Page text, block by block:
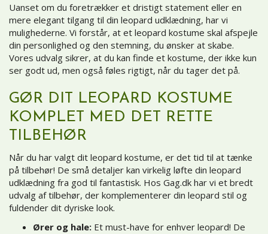
Uanset om du foretrækker et dristigt statement eller en
mere elegant tilgang til din leopard udklædning, har vi
mulighederne. Vi forstår, at et leopard kostume skal afspejle
din personlighed og den stemning, du ønsker at skabe.
Vores udvalg sikrer, at du kan finde et kostume, der ikke kun
ser godt ud, men også føles rigtigt, når du tager det på.
GØR DIT LEOPARD KOSTUME
KOMPLET MED DET RETTE
TILBEHØR
Når du har valgt dit leopard kostume, er det tid til at tænke
på tilbehør! De små detaljer kan virkelig løfte din leopard
udklædning fra god til fantastisk. Hos Gag.dk har vi et bredt
udvalg af tilbehør, der komplementerer din leopard stil og
fuldender dit dyriske look.
Ører og hale: Et must-have for enhver leopard! De